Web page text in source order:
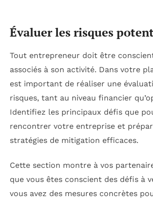
Évaluer les risques
Tout entrepreneur doit être
associés à son activité. Dans votre
est important de réaliser une
risques, tant au niveau financier
Identifiez les principaux défis que
rencontrer votre entreprise et
stratégies de mitigation efficaces.
Cette section montre à vos
que vous êtes conscient des défis à
vous avez des mesures concrètes